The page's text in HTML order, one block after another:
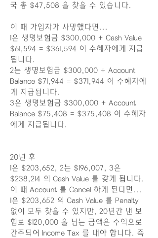
국 총 $47,508 을 찾을 수 있습니다.
이 때 가입자가 사망했다면...
1은 생명보험금 $300,000 + Cash Value
$61,594 = $361,594 이 수혜자에게 지급
됩니다.
2는 생명보험금 $300,000 + Account
Balance $71,944 = $371,944 이 수혜자에
게 지급됩니다.
3은 생명보험금 $300,000 + Account
Balance $75,408 = $375,408 이 수혜자
에게 지급됩니다.
20년 후
1은 $203,652, 2는 $196,007, 3은
$238,214 의 Cash Value 를 갖게 됩니다.
이 때 Account 를 Cancel 하게 된다면...
1은 $203,652 의 Cash Value 를 Penalty
없이 모두 찾을 수 있지만, 20년간 낸 보
험료 $120,000 을 넘는 금액은 수익으로
간주되어 Income Tax 를 내야 합니다. 즉